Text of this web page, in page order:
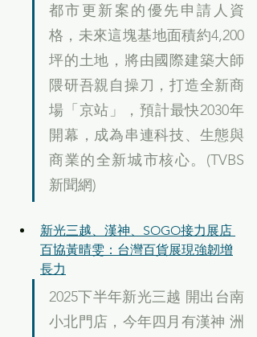
都市更新案的優先申請人資
格，未來這塊基地面積約4,200
坪的土地，將由國際建築大師
隈研吾親自操刀，打造全新商
場「京站」，預計最快2030年
開幕，成為串連科技、生態與
商業的全新城市核心。(TVBS
新聞網)
新光三越、漢神、SOGO接力展店
百協黃晴雯：台灣百貨展現強韌增
長力
2025下半年新光三越 開出台南
小北門店，今年四月有漢神 洲